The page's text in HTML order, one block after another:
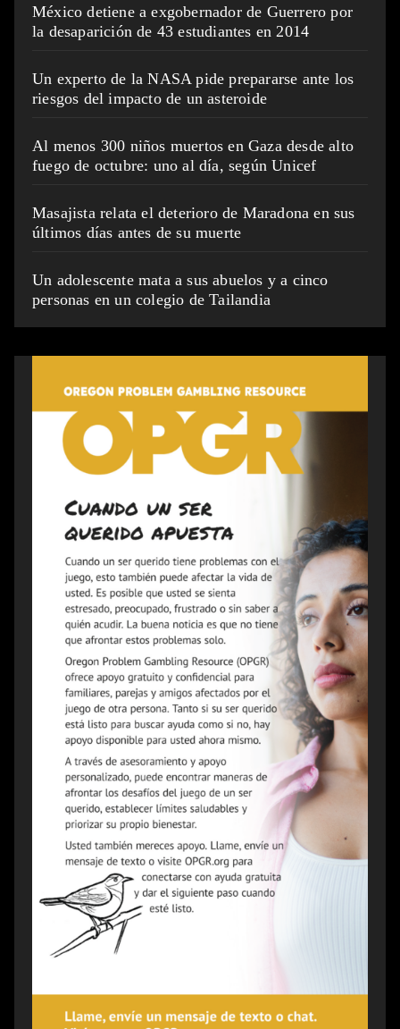
México detiene a exgobernador de Guerrero por
la desaparición de 43 estudiantes en 2014
Un experto de la NASA pide prepararse ante los
riesgos del impacto de un asteroide
Al menos 300 niños muertos en Gaza desde alto
fuego de octubre: uno al día, según Unicef
Masajista relata el deterioro de Maradona en sus
últimos días antes de su muerte
Un adolescente mata a sus abuelos y a cinco
personas en un colegio de Tailandia